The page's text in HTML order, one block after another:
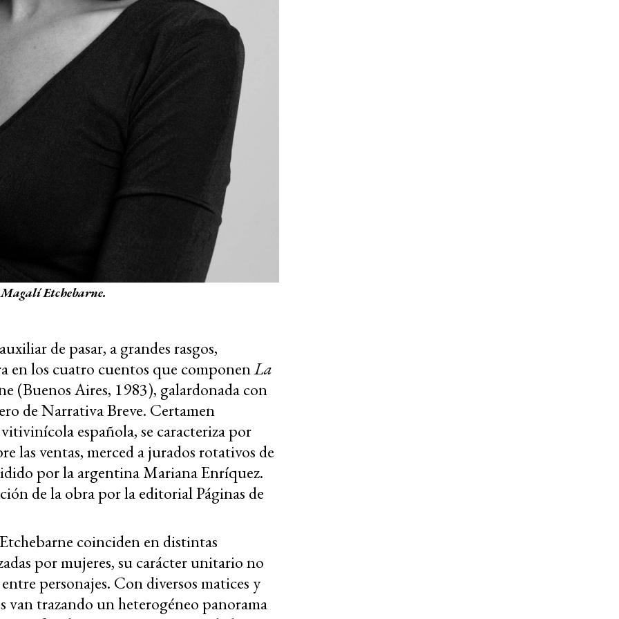
Etchebarne.
de pasar, a grandes rasgos,
en los cuatro cuentos que componenLa
(Buenos Aires, 1983), galardonada con
de Narrativa Breve. Certamen
española, se caracteriza por
las ventas, merced a jurados rotativos de
por la argentina Mariana Enríquez.
de la obra por la editorial Páginas de
coinciden en distintas
por mujeres, su carácter unitario no
personajes. Con diversos matices y
van trazando un heterogéneo panorama